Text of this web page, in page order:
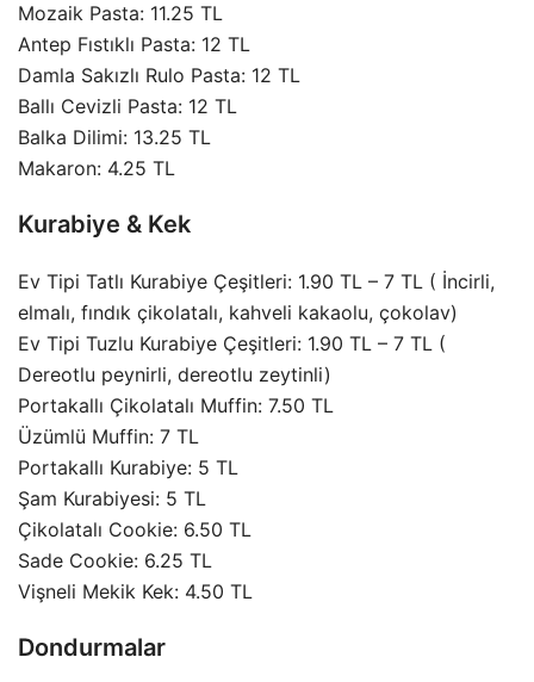
Mozaik Pasta: 11.25 TL
Antep Fıstıklı Pasta: 12 TL
Damla Sakızlı Rulo Pasta: 12 TL
Ballı Cevizli Pasta: 12 TL
Balka Dilimi: 13.25 TL
Makaron: 4.25 TL
Kurabiye & Kek
Ev Tipi Tatlı Kurabiye Çeşitleri: 1.90 TL – 7 TL ( İncirli,
elmalı, fındık çikolatalı, kahveli kakaolu, çokolav)
Ev Tipi Tuzlu Kurabiye Çeşitleri: 1.90 TL – 7 TL (
Dereotlu peynirli, dereotlu zeytinli)
Portakallı Çikolatalı Muffin: 7.50 TL
Üzümlü Muffin: 7 TL
Portakallı Kurabiye: 5 TL
Şam Kurabiyesi: 5 TL
Çikolatalı Cookie: 6.50 TL
Sade Cookie: 6.25 TL
Vişneli Mekik Kek: 4.50 TL
Dondurmalar